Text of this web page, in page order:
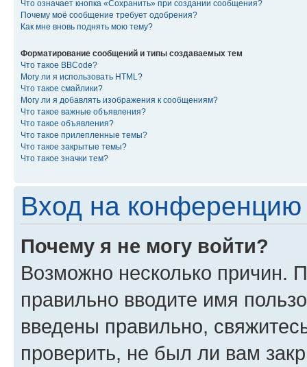
Что означает кнопка «Сохранить» при создании сообщения?
Почему моё сообщение требует одобрения?
Как мне вновь поднять мою тему?
Форматирование сообщений и типы создаваемых тем
Что такое BBCode?
Могу ли я использовать HTML?
Что такое смайлики?
Могу ли я добавлять изображения к сообщениям?
Что такое важные объявления?
Что такое объявления?
Что такое прилепленные темы?
Что такое закрытые темы?
Что такое значки тем?
Вход на конференцию
Почему я не могу войти?
Возможно несколько причин.
правильно вводите имя
введены правильно,
проверить, не был ли вам